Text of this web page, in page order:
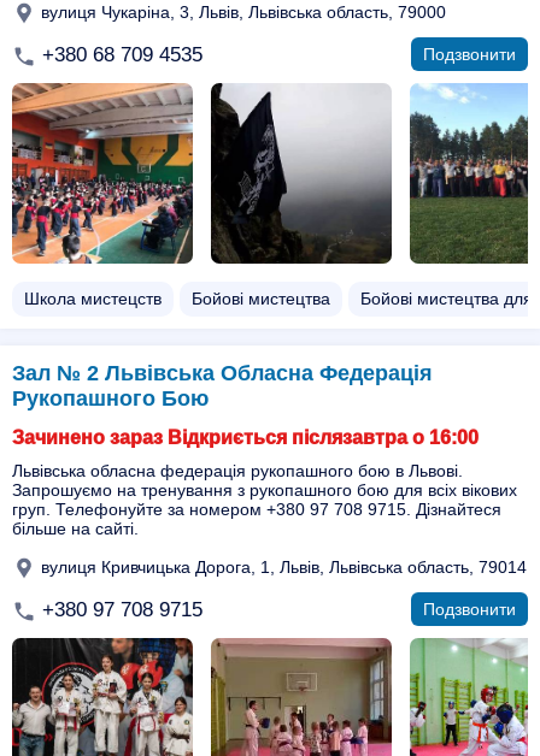
вулиця Чукаріна, 3, Львів, Львівська область, 79000
+380 68 709 4535 Подзвонити
Школа мистецств Бойові мистецтва Бойові мистецтва для
Зал № 2 Львівська Обласна Федерація
Рукопашного Бою
Зачинено зараз Відкриється післязавтра о 16:00
Львівська обласна федерація рукопашного бою в Львові.
Запрошуємо на тренування з рукопашного бою для всіх вікових
груп. Телефонуйте за номером +380 97 708 9715. Дізнайтеся
більше на сайті.
вулиця Кривчицька Дорога, 1, Львів, Львівська область, 79014
+380 97 708 9715 Подзвонити